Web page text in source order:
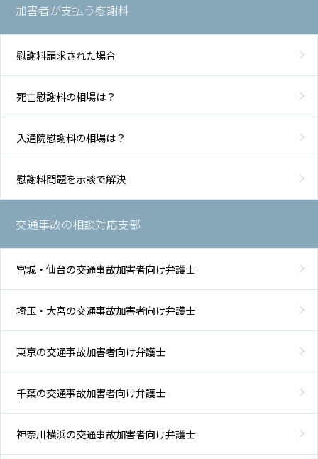
加害者が支払う慰謝料
慰謝料請求された場合
死亡慰謝料の相場は？
入通院慰謝料の相場は？
慰謝料問題を示談で解決
交通事故の相談対応支部
宮城・仙台の交通事故加害者向け弁護士
埼玉・大宮の交通事故加害者向け弁護士
東京の交通事故加害者向け弁護士
千葉の交通事故加害者向け弁護士
神奈川横浜の交通事故加害者向け弁護士